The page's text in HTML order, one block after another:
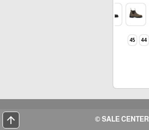
44
45
SALE CENTER ©
arrow_upward